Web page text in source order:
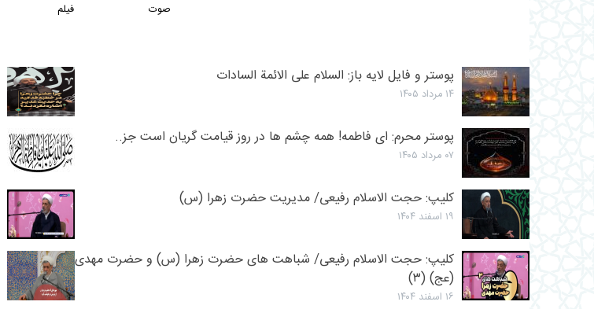
صوت فیلم
پوستر و فایل لایه باز: السلام علی الائمة السادات
۱۴ مرداد ۱۴۰۵
پوستر محرم: اى فاطمه! همه چشم ها در روز قيامت گريان است جز..
۰۷ مرداد ۱۴۰۵
کلیپ: حجت الاسلام رفیعی/ مدیریت حضرت زهرا (س)
۱۹ اسفند ۱۴۰۴
کلیپ: حجت الاسلام رفیعی/ شباهت های حضرت زهرا (س) و حضرت مهدی
(عج) (۳)
۱۶ اسفند ۱۴۰۴